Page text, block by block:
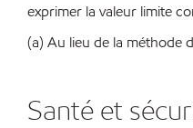
exprimer la valeur limite
(a) Au lieu de la méthode
Santé et